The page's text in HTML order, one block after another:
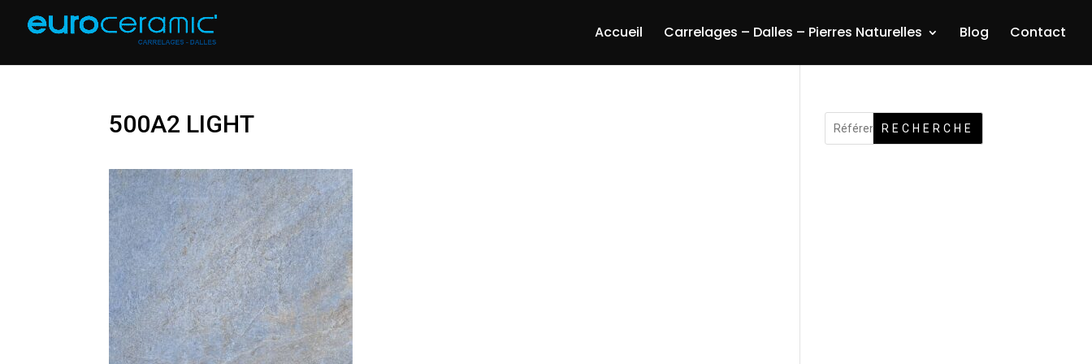
Accueil Carrelages – Dalles – Pierres Naturelles Blog Contact
500A2 LIGHT RECHERCHE